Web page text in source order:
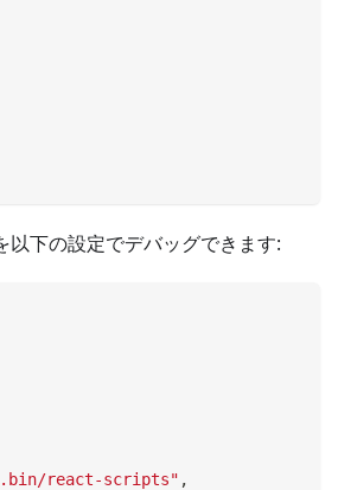
以下の設定でデバッグできます:
.bin/react-scripts" ,